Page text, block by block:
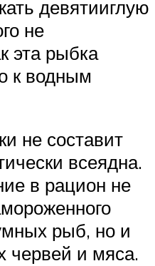
девятииглую
не
эта рыбка
к водным
не составит
всеядна.
в рацион не
рыб, но и
червей и мяса.